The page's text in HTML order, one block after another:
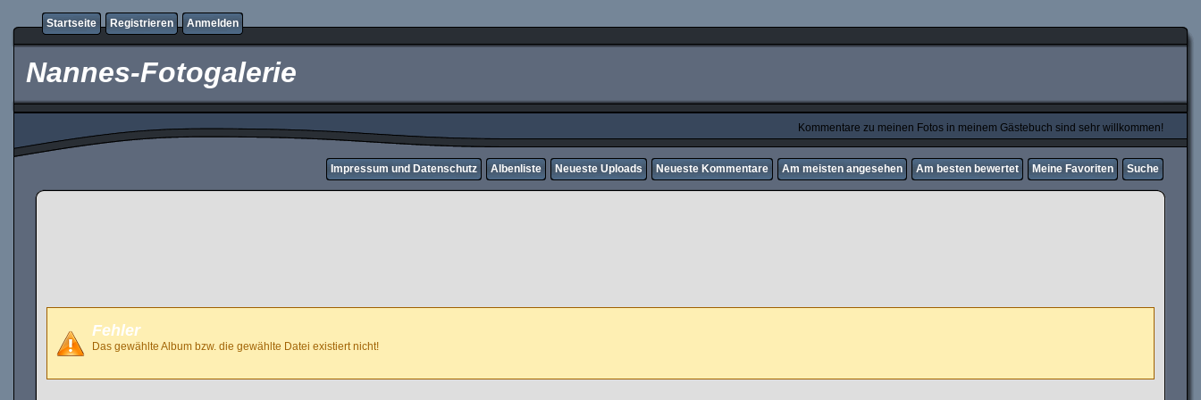
Startseite Registrieren Anmelden
Nannes-Fotogalerie
Kommentare zu meinen Fotos in meinem Gästebuch sind sehr willkommen!
Impressum und Datenschutz Albenliste Neueste Uploads Neueste Kommentare Am meisten angesehen Am besten bewertet Meine Favoriten Suche
Fehler
Das gewählte Album bzw. die gewählte Datei existiert nicht!